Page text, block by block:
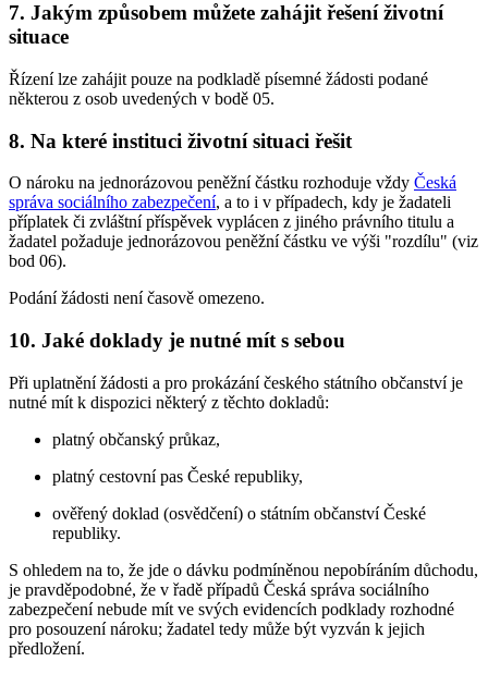
7. Jakým způsobem můžete zahájit řešení životní
situace
Řízení lze zahájit pouze na podkladě písemné žádosti podané
některou z osob uvedených v bodě 05.
8. Na které instituci životní situaci řešit
O nároku na jednorázovou peněžní částku rozhoduje vždy Česká
správa sociálního zabezpečení, a to i v případech, kdy je žadateli
příplatek či zvláštní příspěvek vyplácen z jiného právního titulu a
žadatel požaduje jednorázovou peněžní částku ve výši "rozdílu" (viz
bod 06).
Podání žádosti není časově omezeno.
10. Jaké doklady je nutné mít s sebou
Při uplatnění žádosti a pro prokázání českého státního občanství je
nutné mít k dispozici některý z těchto dokladů:
platný občanský průkaz,
platný cestovní pas České republiky,
ověřený doklad (osvědčení) o státním občanství České
republiky.
S ohledem na to, že jde o dávku podmíněnou nepobíráním důchodu,
je pravděpodobné, že v řadě případů Česká správa sociálního
zabezpečení nebude mít ve svých evidencích podklady rozhodné
pro posouzení nároku; žadatel tedy může být vyzván k jejich
předložení.